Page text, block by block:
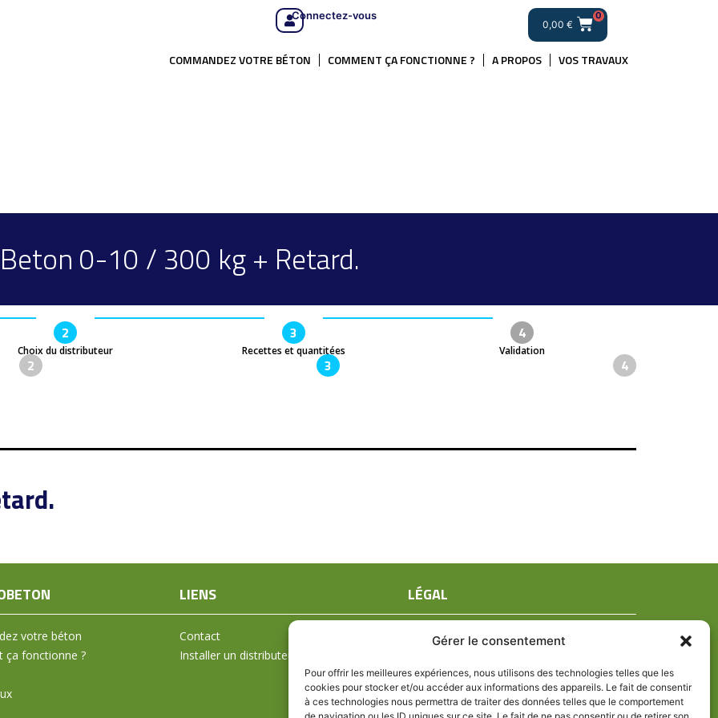
Gérer le consentement
Pour offrir les meilleures expériences, nous utilisons des technologies telles que les
cookies pour stocker et/ou accéder aux informations des appareils. Le fait de consentir
à ces technologies nous permettra de traiter des données telles que le comportement
Connectez-vous
0,00 €
0
COMMANDEZ VOTRE BÉTON COMMENT ÇA FONCTIONNE ? A PROPOS VOS TRAVAUX
Beton 0-10 / 300 kg + Retard.
2
Choix du distributeur
3
Recettes et quantitées
4
Validation
2 3 4
votre béton
ça fonctionne ?
LIENS
Contact
Installer un distributeur
LÉGAL
Mentions légales
Politique de confidentialité
Politique de cookies (UE)